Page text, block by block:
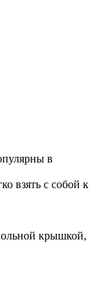
в
взять с собой к
крышкой,